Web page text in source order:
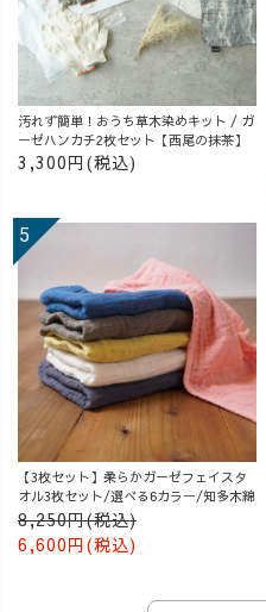
汚れず簡単！おうち草木染めキット / ガ
ーゼハンカチ2枚セット【西尾の抹茶】
3,300円(税込)
【3枚セット】柔らかガーゼフェイスタ
オル3枚セット/選べる6カラー/知多木綿
8,250円(税込)
6,600円(税込)